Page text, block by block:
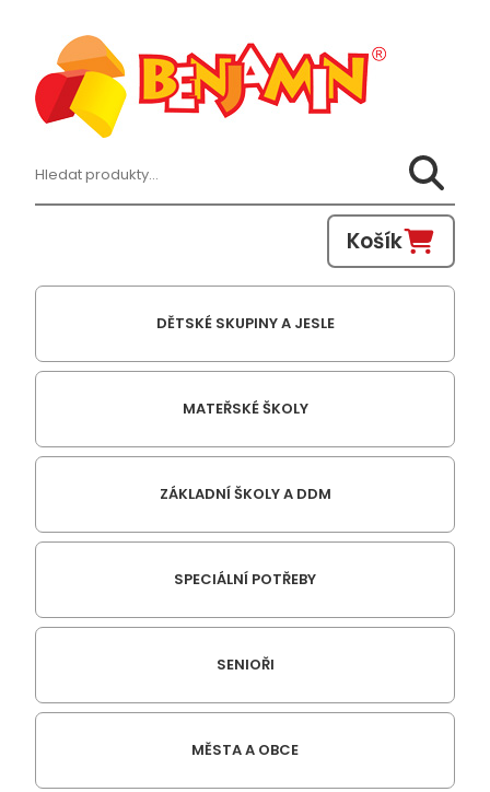
Hledat:
Košík
DĚTSKÉ SKUPINY A JESLE
MATEŘSKÉ ŠKOLY
ZÁKLADNÍ ŠKOLY A DDM
SPECIÁLNÍ POTŘEBY
SENIOŘI
MĚSTA A OBCE